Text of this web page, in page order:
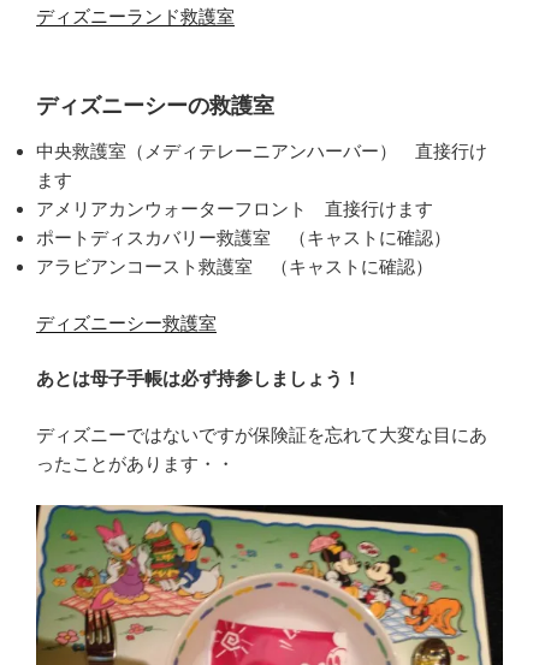
ディズニーランド救護室
ディズニーシーの救護室
中央救護室（メディテレーニアンハーバー） 直接行け
ます
アメリアカンウォーターフロント 直接行けます
ポートディスカバリー救護室 （キャストに確認）
アラビアンコースト救護室 （キャストに確認）
ディズニーシー救護室
あとは母子手帳は必ず持参しましょう！
ディズニーではないですが保険証を忘れて大変な目にあ
ったことがあります・・